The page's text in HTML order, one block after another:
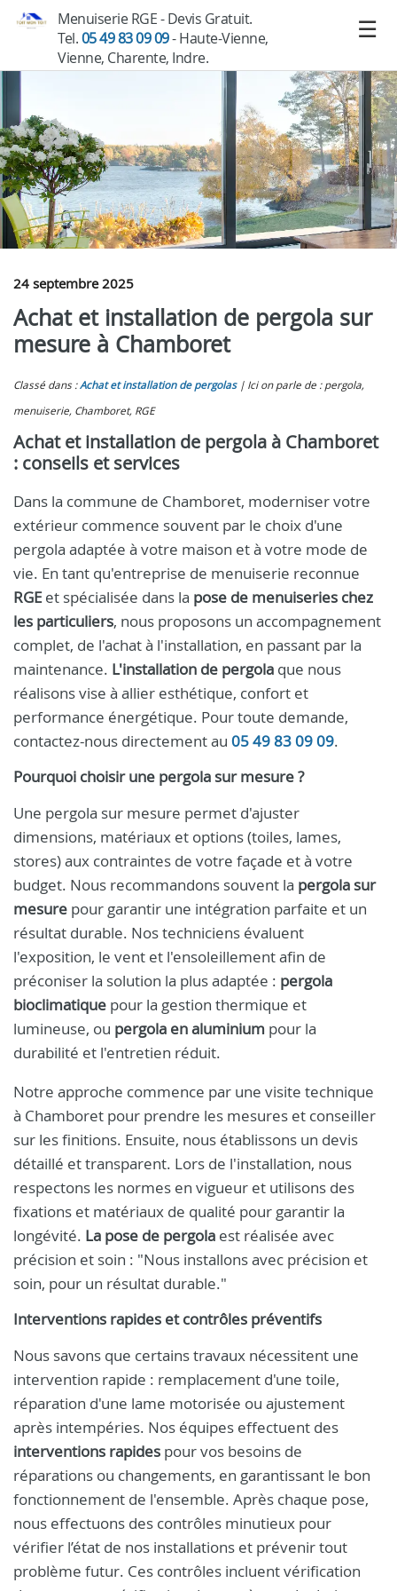
Menuiserie RGE - Devis Gratuit.
Tel.05 49 83 09 09- Haute-Vienne,
Vienne, Charente, Indre.
24 septembre 2025
Achat et installation de pergola sur
mesure à Chamboret
Classé dans :Achat et installation de pergolas
Ici on parle de : pergola,
menuiserie, Chamboret, RGE
Achat et installation de pergola à Chamboret
: conseils et services
Dans la commune de Chamboret, moderniser votre
extérieur commence souvent par le choix d'une
pergola adaptée à votre maison et à votre mode de
vie. En tant qu'entreprise de menuiserie reconnue
RGEet spécialisée dans la pose de menuiseries chez
les particuliers, nous proposons un accompagnement
complet, de l'achat à l'installation, en passant par la
maintenance. L'installation de pergola que nous
réalisons vise à allier esthétique, confort et
performance énergétique. Pour toute demande,
contactez-nous directement au 05 49 83 09 09.
Pourquoi choisir une pergola sur mesure ?
Une pergola sur mesure permet d'ajuster
dimensions, matériaux et options (toiles, lames,
stores) aux contraintes de votre façade et à votre
budget. Nous recommandons souvent la pergola sur
mesure pour garantir une intégration parfaite et un
résultat durable. Nos techniciens évaluent
l'exposition, le vent et l'ensoleillement afin de
préconiser la solution la plus adaptée : pergola
bioclimatique pour la gestion thermique et
lumineuse, ou pergola en aluminium pour la
durabilité et l'entretien réduit.
Notre approche commence par une visite technique
à Chamboret pour prendre les mesures et conseiller
sur les finitions. Ensuite, nous établissons un devis
détaillé et transparent. Lors de l'installation, nous
respectons les normes en vigueur et utilisons des
fixations et matériaux de qualité pour garantir la
longévité. La pose de pergola est réalisée avec
précision et soin : "Nous installons avec précision et
soin, pour un résultat durable."
Interventions rapides et contrôles préventifs
Nous savons que certains travaux nécessitent une
intervention rapide : remplacement d'une toile,
réparation d'une lame motorisée ou ajustement
après intempéries. Nos équipes effectuent des
interventions rapides pour vos besoins de
réparations ou changements, en garantissant le bon
fonctionnement de l'ensemble. Après chaque pose,
nous effectuons des contrôles minutieux pour
vérifier l’état de nos installations et prévenir tout
problème futur. Ces contrôles incluent vérification